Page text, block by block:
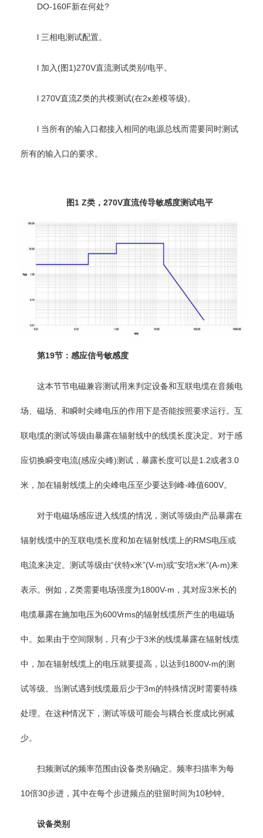
DO-160F新在何处?
l 三相电测试配置。
l 加入(图1)270V直流测试类别/电平。
l 270V直流Z类的共模测试(在2x差模等级)。
l 当所有的输入口都接入相同的电源总线而需要同时测试
所有的输入口的要求。
图1 Z类，270V直流传导敏感度测试电平
第19节：感应信号敏感度
这本节节电磁兼容测试用来判定设备和互联电缆在音频电
场、磁场、和瞬时尖峰电压的作用下是否能按照要求运行。互
联电缆的测试等级由暴露在辐射线中的线缆长度决定。对于感
应切换瞬变电流(感应尖峰)测试，暴露长度可以是1.2或者3.0
米，加在辐射线缆上的尖峰电压至少要达到峰-峰值600V。
对于电磁场感应进入线缆的情况，测试等级由产品暴露在
辐射线缆中的互联电缆长度和加在辐射线缆上的RMS电压或
电流来决定。测试等级由“伏特x米”(V-m)或“安培x米”(A-m)来
表示。例如，Z类需要电场强度为1800V-m，其对应3米长的
电缆暴露在施加电压为600Vrms的辐射线缆所产生的电磁场
中。如果由于空间限制，只有少于3米的线缆暴露在辐射线缆
中，加在辐射线缆上的电压就要提高，以达到1800V-m的测
试等级。当测试遇到线缆最后少于3m的特殊情况时需要特殊
处理。在这种情况下，测试等级可能会与耦合长度成比例减
少。
扫频测试的频率范围由设备类别确定。频率扫描率为每
10倍30步进，其中在每个步进频点的驻留时间为10秒钟。
设备类别